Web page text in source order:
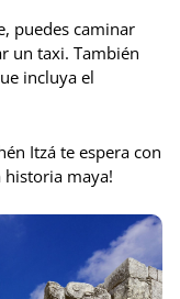
puedes caminar
un taxi. También
incluya el
Itzá te espera con
maya!